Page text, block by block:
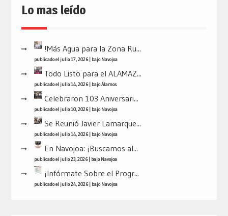
Lo mas leído
!Más Agua para la Zona Ru...
publicado el julio 17, 2026| bajoNavojoa
Todo Listo para el ALAMAZ...
publicado el julio 14, 2026| bajoÁlamos
Celebraron 103 Aniversari...
publicado el julio 10, 2026| bajoNavojoa
Se Reunió Javier Lamarque...
publicado el julio 14, 2026| bajoNavojoa
En Navojoa: ¡Buscamos al...
publicado el julio 23, 2026| bajoNavojoa
¡Infórmate Sobre el Progr...
publicado el julio 24, 2026| bajoNavojoa